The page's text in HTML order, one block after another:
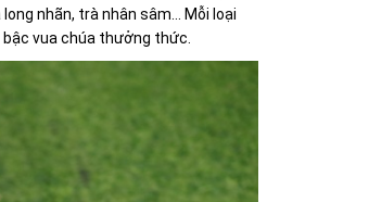
nhãn, trà nhân sâm... Mỗi loại
vua chúa thưởng thức.